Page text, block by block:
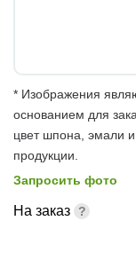
* Изображения
основанием для
цвет шпона, эмали и
продукции.
Запросить фото
На заказ